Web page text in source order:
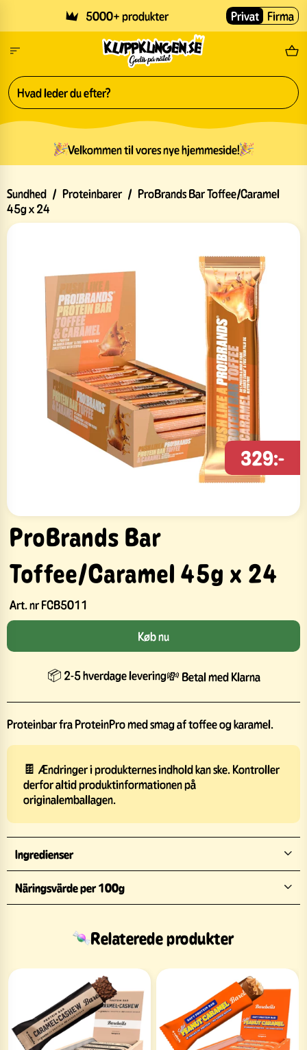
5000+ produkter Privat Firma
Velkommen til vores nye hjemmeside!
Sundhed / Proteinbarer / ProBrands Bar Toffee/Caramel
45g x 24
ProBrands Bar
Toffee/Caramel 45g x 24
Art. nrFCB5011
329:-
Køb nu
📦 2-5 hverdage levering💸 Betal med Klarna
Proteinbar fra ProteinPro med smag af toffee og karamel.
🍫 Ændringer i produkternes indhold kan ske. Kontroller
derfor altid produktinformationen på
originalemballagen.
Ingredienser
Näringsvärde per 100g
Relaterede produkter